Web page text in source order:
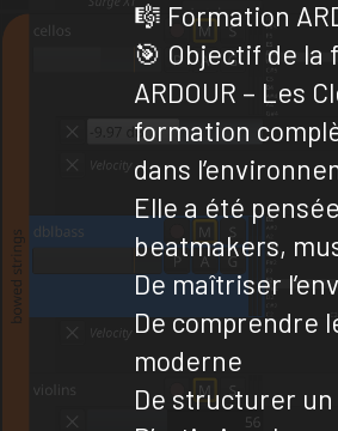
🎼 Formation
🎯 Objectif de la
ARDOUR – Les
formation
dans
Elle a été
beatmakers,
De maîtriser
De comprendre
moderne
De structurer